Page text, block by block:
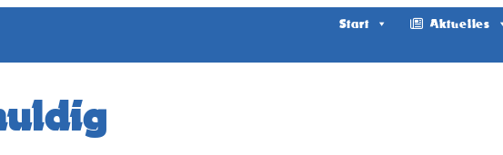
Start Aktuelles